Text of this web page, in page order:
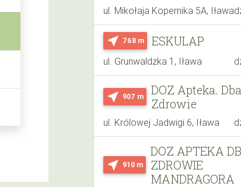
ul. Mikołaja Kopernika 5A, Iława
near_me 768 m ESKULAP
ul. Grunwaldzka 1, Iława
near_me 907 m
DOZ Apteka.
Zdrowie
ul. Królowej Jadwigi 6, Iława
near_me 910 m
DOZ APTEKA
ZDROWIE
MANDRAGORA